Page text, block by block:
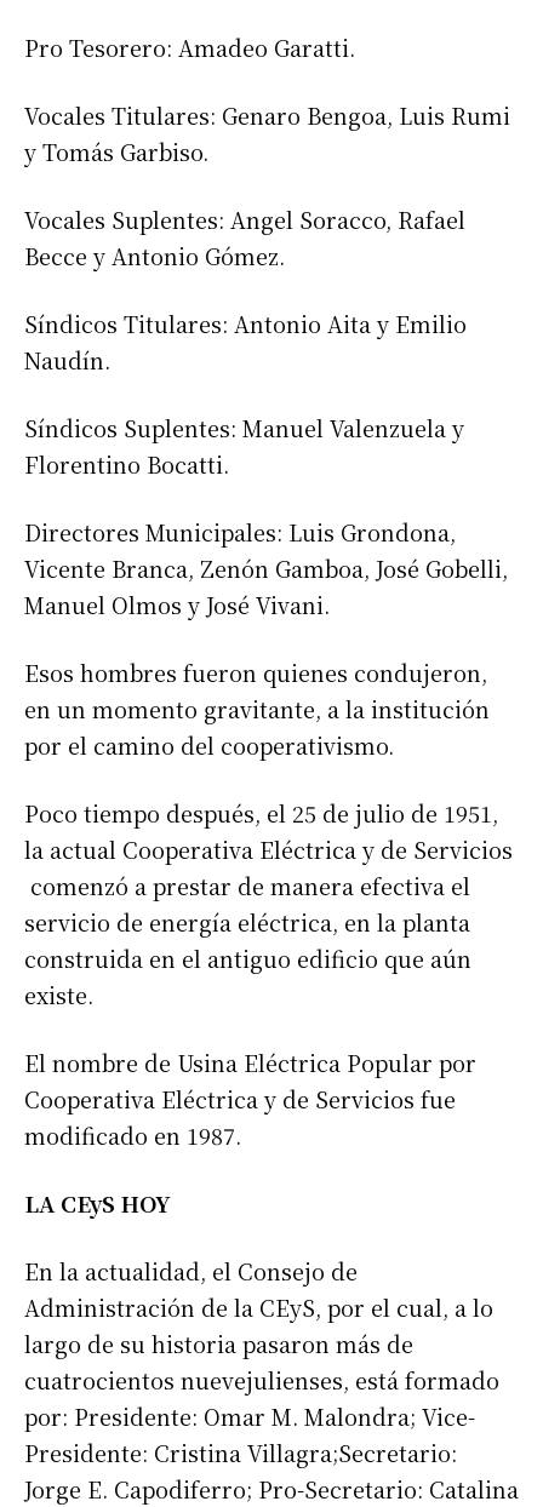
Dirección de correo electrónico
Apellidos
Pro Tesorero: Amadeo Garatti.
Vocales Titulares: Genaro Bengoa, Luis Rumi
y Tomás Garbiso.
Vocales Suplentes: Angel Soracco, Rafael
Becce y Antonio Gómez.
Síndicos Titulares: Antonio Aita y Emilio
Naudín.
Síndicos Suplentes: Manuel Valenzuela y
Florentino Bocatti.
Directores Municipales: Luis Grondona,
Vicente Branca, Zenón Gamboa, José Gobelli,
Manuel Olmos y José Vivani.
Esos hombres fueron quienes condujeron,
en un momento gravitante, a la institución
por el camino del cooperativismo.
Poco tiempo después, el 25 de julio de 1951,
la actual Cooperativa Eléctrica y de Servicios
comenzó a prestar de manera efectiva el
servicio de energía eléctrica, en la planta
construida en el antiguo edificio que aún
existe.
El nombre de Usina Eléctrica Popular por
Cooperativa Eléctrica y de Servicios fue
modificado en 1987.
LA CEyS HOY
En la actualidad, el Consejo de
Administración de la CEyS, por el cual, a lo
largo de su historia pasaron más de
cuatrocientos nuevejulienses, está formado
por: Presidente: Omar M. Malondra; Vice-
Presidente: Cristina Villagra;Secretario:
Jorge E. Capodiferro; Pro-Secretario: Catalina